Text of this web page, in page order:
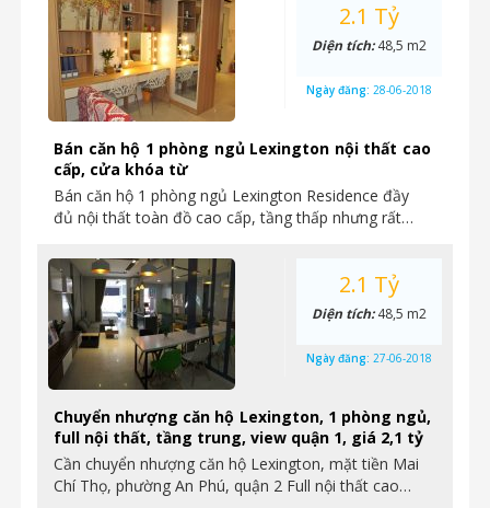
Bán căn hộ 1 phòng ngủ Lexington nội thất cao
cấp, cửa khóa từ
Bán căn hộ 1 phòng ngủ Lexington Residence đầy
đủ nội thất toàn đồ cao cấp, tầng thấp nhưng rất…
2.1 Tỷ
Diện tích:48,5 m2
Ngày đăng: 28-06-2018
Chuyển nhượng căn hộ Lexington, 1 phòng ngủ,
full nội thất, tầng trung, view quận 1, giá 2,1 tỷ
Cần chuyển nhượng căn hộ Lexington, mặt tiền Mai
Chí Thọ, phường An Phú, quận 2 Full nội thất cao…
2.1 Tỷ
Diện tích:48,5 m2
Ngày đăng: 27-06-2018